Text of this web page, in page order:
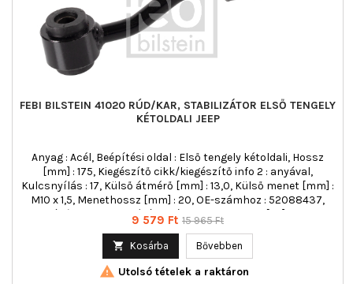
FEBI BILSTEIN 41020 RÚD/KAR, STABILIZÁTOR ELSŐ TENGELY
KÉTOLDALI JEEP
Anyag : Acél, Beépítési oldal : Első tengely kétoldali, Hossz
[mm] : 175, Kiegészítő cikk/kiegészítő info 2 : anyával,
Kulcsnyílás : 17, Külső átmérő [mm] : 13,0, Külső menet [mm] :
M10 x 1,5, Menethossz [mm] : 20, OE-számhoz : 52088437,
Rúd/kar : kapcsolórúd, Szín : fekete, Tömeg [kg] : 0,41
Ár
9 579 Ft Normál
15 965 Ft
 Kosárba Bővebben
 Utolsó tételek a raktáron